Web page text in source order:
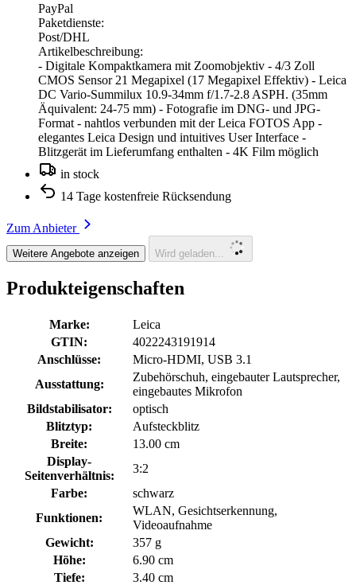
PayPal
Paketdienste:
Post/DHL
Artikelbeschreibung:
- Digitale Kompaktkamera mit Zoomobjektiv - 4/3 Zoll
CMOS Sensor 21 Megapixel (17 Megapixel Effektiv) - Leica
DC Vario-Summilux 10.9-34mm f/1.7-2.8 ASPH. (35mm
Äquivalent: 24-75 mm) - Fotografie im DNG- und JPG-
Format - nahtlos verbunden mit der Leica FOTOS App -
elegantes Leica Design und intuitives User Interface -
Blitzgerät im Lieferumfang enthalten - 4K Film möglich
in stock
14 Tage kostenfreie Rücksendung
Zum Anbieter
Weitere Angebote anzeigen Wird geladen...
Produkteigenschaften
Marke:
Leica
GTIN:
4022243191914
Anschlüsse:
Micro-HDMI, USB 3.1
Ausstattung:
Zubehörschuh, eingebauter Lautsprecher,
eingebautes Mikrofon
Bildstabilisator:
optisch
Blitztyp:
Aufsteckblitz
Breite:
13.00 cm
Display-
Seitenverhältnis:
3:2
Farbe:
schwarz
Funktionen:
WLAN, Gesichtserkennung,
Videoaufnahme
Gewicht:
357 g
Höhe:
6.90 cm
Tiefe:
3.40 cm